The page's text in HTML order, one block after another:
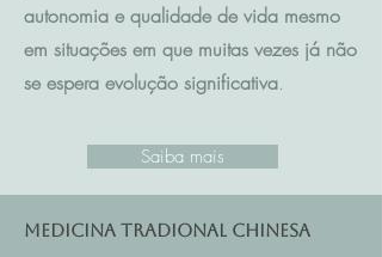
autonomia e qualidade de vida mesmo
em situações em que muitas vezes já não
se espera evolução significativa.
Saiba mais
Medicina Tradional Chinesa